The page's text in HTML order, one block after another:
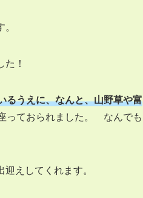
た！
るうえに、なんと、山野草や富
っておられました。 なんでも
えしてくれます。